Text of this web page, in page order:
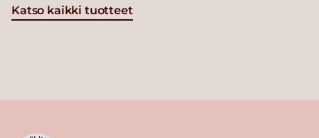
Katso kaikki tuotteet